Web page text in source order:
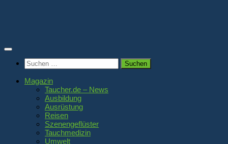
Suchen
nach:
Magazin
Taucher.de – News
Ausbildung
Ausrüstung
Reisen
Szenengeflüster
Tauchmedizin
Umwelt